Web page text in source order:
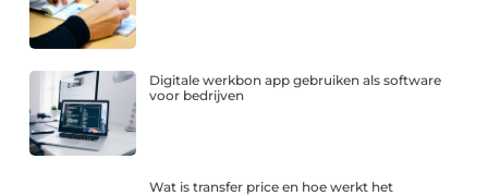
Digitale werkbon app gebruiken als software
voor bedrijven
Wat is transfer price en hoe werkt het